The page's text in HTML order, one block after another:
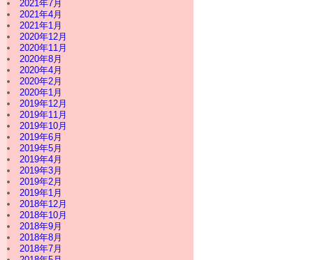
2021年7月
2021年4月
2021年1月
2020年12月
2020年11月
2020年8月
2020年4月
2020年2月
2020年1月
2019年12月
2019年11月
2019年10月
2019年6月
2019年5月
2019年4月
2019年3月
2019年2月
2019年1月
2018年12月
2018年10月
2018年9月
2018年8月
2018年7月